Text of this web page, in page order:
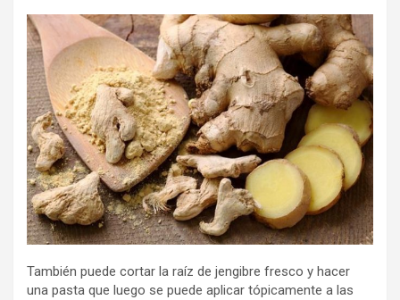
También puede cortar la raíz de jengibre fresco y hacer
una pasta que luego se puede aplicar tópicamente a las